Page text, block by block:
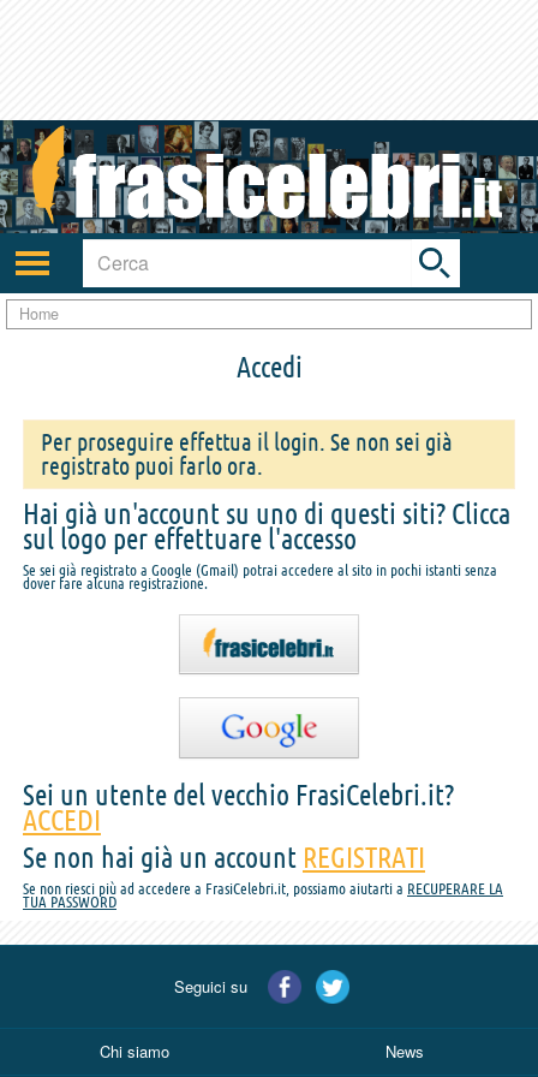
Attiva/disattiva
navigazione
Toggle
search
bar
Home
Accedi
Per proseguire effettua il login. Se non sei già
registrato puoi farlo ora.
Hai già un'account su uno di questi siti? Clicca
sul logo per effettuare l'accesso
Se sei già registrato a Google (Gmail) potrai accedere al sito in pochi istanti senza
dover fare alcuna registrazione.
Sei un utente del vecchio FrasiCelebri.it?
ACCEDI
Se non hai già un account REGISTRATI
Se non riesci più ad accedere a FrasiCelebri.it, possiamo aiutarti a RECUPERARE LA
TUA PASSWORD
Seguici su
Chi siamo News